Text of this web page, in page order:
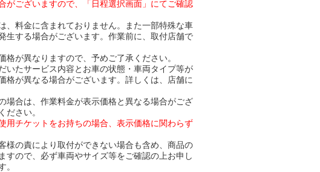
がございますので、「日程選択画面」にてご確認
、料金に含まれておりません。また一部特殊な車
生する場合がございます。作業前に、取付店舗で
が異なりますので、予めご了承ください。
いたサービス内容とお車の状態・車両タイプ等が
格が異なる場合がございます。詳しくは、店舗に
場合は、作業料金が表示価格と異なる場合がござ
ださい。
用チケットをお持ちの場合、表示価格に関わらず
様の責により取付ができない場合も含め、商品の
すので、必ず車両やサイズ等をご確認の上お申し
。